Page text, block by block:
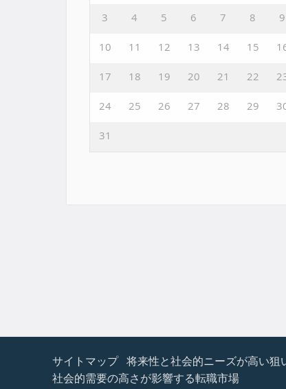
3
4 5 6 7 8
9
10
11 12 13 14 15
17
18 19 20 21 22
24
25 26 27 28 29
31
サイトマップ 将来性と社会的ニーズが高い狙
社会的需要の高さが影響する転職市場